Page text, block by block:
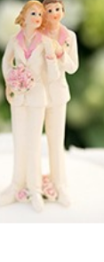
выступают
Больше 40 %
что
сексуальной
о
должно
искусства,
к